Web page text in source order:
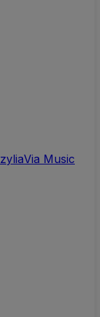
Via Music